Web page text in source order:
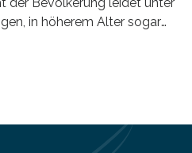
in höherem Alter sogar
kurzfristiges Schlafdefizit:
aktuellen Metastudie